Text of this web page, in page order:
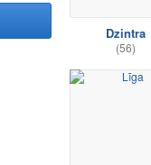
Dzintra
(56)